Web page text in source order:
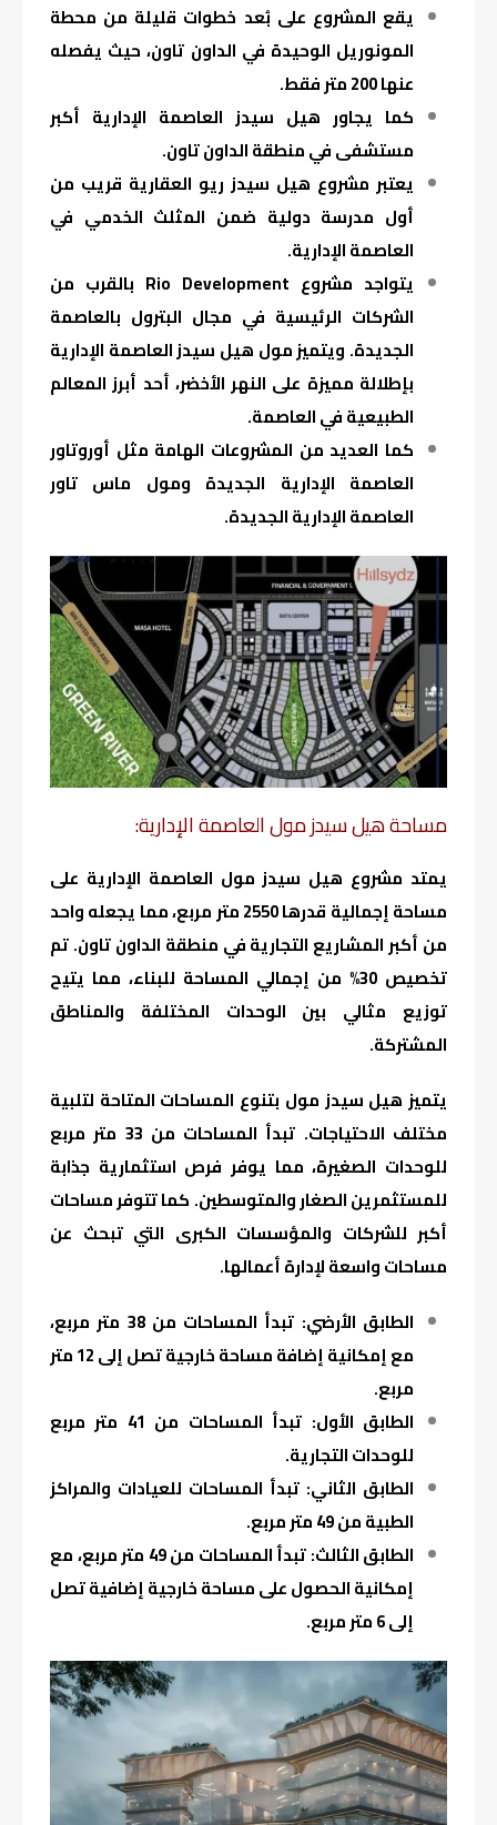
يقع المشروع على بُعد خطوات قليلة من محطة
المونوريل الوحيدة في الداون تاون، حيث يفصله
عنها 200 متر فقط.
كما يجاور هيل سيدز العاصمة الإدارية أكبر
مستشفى في منطقة الداون تاون.
يعتبر مشروع هيل سيدز ريو العقارية قريب من
أول مدرسة دولية ضمن المثلث الخدمي في
العاصمة الإدارية.
يتواجد مشروع Rio Development بالقرب من
الشركات الرئيسية في مجال البترول بالعاصمة
الجديدة. ويتميز مول هيل سيدز العاصمة الإدارية
بإطلالة مميزة على النهر الأخضر، أحد أبرز المعالم
الطبيعية في العاصمة.
كما العديد من المشروعات الهامة مثل أوروتاور
العاصمة الإدارية الجديدة ومول ماس تاور
العاصمة الإدارية الجديدة.
مساحة هيل سيدز مول العاصمة الإدارية:
يمتد مشروع هيل سيدز مول العاصمة الإدارية على
مساحة إجمالية قدرها 2550 متر مربع، مما يجعله واحد
من أكبر المشاريع التجارية في منطقة الداون تاون. تم
تخصيص 30% من إجمالي المساحة للبناء، مما يتيح
توزيع مثالي بين الوحدات المختلفة والمناطق
المشتركة.
يتميز هيل سيدز مول بتنوع المساحات المتاحة لتلبية
مختلف الاحتياجات. تبدأ المساحات من 33 متر مربع
للوحدات الصغيرة، مما يوفر فرص استثمارية جذابة
للمستثمرين الصغار والمتوسطين. كما تتوفر مساحات
أكبر للشركات والمؤسسات الكبرى التي تبحث عن
مساحات واسعة لإدارة أعمالها.
الطابق الأرضي: تبدأ المساحات من 38 متر مربع،
مع إمكانية إضافة مساحة خارجية تصل إلى 12 متر
مربع.
الطابق الأول: تبدأ المساحات من 41 متر مربع
للوحدات التجارية.
الطابق الثاني: تبدأ المساحات للعيادات والمراكز
الطبية من 49 متر مربع.
الطابق الثالث: تبدأ المساحات من 49 متر مربع، مع
إمكانية الحصول على مساحة خارجية إضافية تصل
إلى 6 متر مربع.